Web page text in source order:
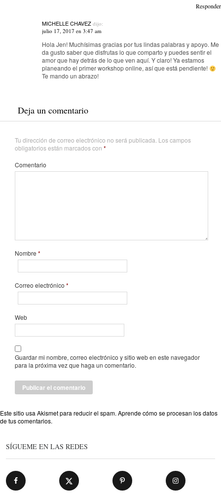
Responder
MICHELLE CHAVEZ dijo:
julio 17, 2017 en 3:47 am
Hola Jen! Muchísimas gracias por tus lindas palabras y apoyo. Me
da gusto saber que disfrutas lo que comparto y puedes sentir el
amor que hay detrás de lo que ven aquí. Y claro! Ya estamos
planeando el primer workshop online, así que está pendiente!
Te mando un abrazo!
Deja un comentario
Tu dirección de correo electrónico no será publicada. Los campos
obligatorios están marcados con *
Comentario
Nombre *
Correo electrónico *
Web
Guardar mi nombre, correo electrónico y sitio web en este navegador
para la próxima vez que haga un comentario.
Este sitio usa Akismet para reducir el spam. Aprende cómo se procesan los datos
de tus comentarios.
SÍGUEME EN LAS REDES